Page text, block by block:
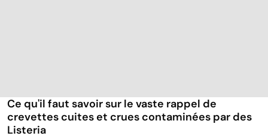
Ce qu'il faut savoir sur le vaste rappel de
crevettes cuites et crues contaminées par des
Listeria